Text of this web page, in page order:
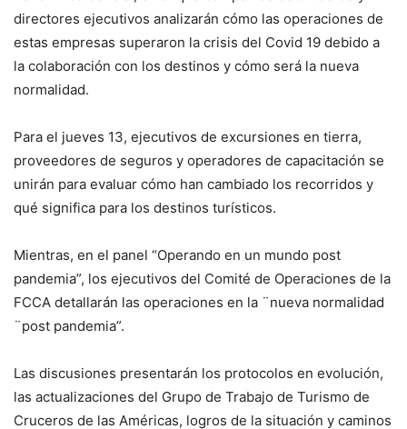
directores ejecutivos analizarán cómo las operaciones de
estas empresas superaron la crisis del Covid 19 debido a
la colaboración con los destinos y cómo será la nueva
normalidad.
Para el jueves 13, ejecutivos de excursiones en tierra,
proveedores de seguros y operadores de capacitación se
unirán para evaluar cómo han cambiado los recorridos y
qué significa para los destinos turísticos.
Mientras, en el panel “Operando en un mundo post
pandemia”, los ejecutivos del Comité de Operaciones de la
FCCA detallarán las operaciones en la ¨nueva normalidad
¨post pandemia”.
Las discusiones presentarán los protocolos en evolución,
las actualizaciones del Grupo de Trabajo de Turismo de
Cruceros de las Américas, logros de la situación y caminos